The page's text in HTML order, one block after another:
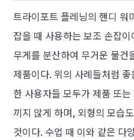
트라이포트 플레닝의 핸디
잡을 때 사용하는 보조 손잡
무게를 분산하여 무거운 물건
제품이다. 위의 사례들처럼
한 사용자들 모두가 제품 또
끼지 않게 하며, 외형의 모습
것이다. 수업 때 이와 같은 다